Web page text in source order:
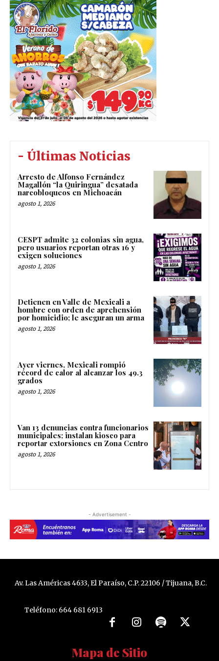
- Últimas Noticias
Arresto de Alfonso Fernández
Magallón “la Quiringua” desatada
narcobloqueos en Michoacán
agosto 1, 2026
CESPT admite 32 colonias sin agua,
pero usuarios reportan otras 16 y
exigen soluciones
agosto 1, 2026
Detienen en Valle de Mexicali a
hombre con orden de aprehensión
por homicidio; le aseguran un arma
agosto 1, 2026
Ayer viernes, Mexicali rompió
récord de calor al alcanzar los 49.3
grados
agosto 1, 2026
Van 13 denuncias contra funcionarios
municipales; instalan kiosco para
reportar extorsiones en Zona Centro
agosto 1, 2026
- Advertisement -
Av. Las Américas 4633, El Paraíso, C.P. 22106 / Tijuana, B.C.
Teléfono: 664 681 6913
Mapa de Sitio